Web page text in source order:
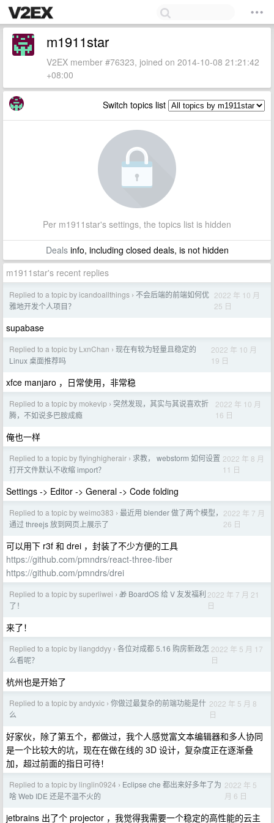
m1911star
V2EX member #76323, joined on 2014-10-08 21:21:42
+08:00
Switch topics list
Per m1911star's settings, the topics list is hidden
Dealsinfo, including closed deals, is not hidden
m1911star's recent replies
Replied to a topic by icandoallthings › 不会后端的前端如何优
雅地开发个人项目？
2022 年 10 月
25 日
supabase
Replied to a topic by LxnChan › 现在有较为轻量且稳定的
Linux 桌面推荐吗
2022 年 10 月
19 日
xfce manjaro ，日常使用，非常稳
Replied to a topic by mokevip › 突然发现，其实与其说喜欢折
腾，不如说多巴胺成瘾
2022 年 10 月
16 日
俺也一样
Replied to a topic by flyinghigherair › 求教， webstorm 如何设置
打开文件默认不收缩 import？
2022 年 8 月
11 日
Settings -> Editor -> General -> Code folding
Replied to a topic by weimo383 › 最近用 blender 做了两个模型，
通过 threejs 放到网页上展示了
2022 年 7 月
26 日
可以用下 r3f 和 drei ，封装了不少方便的工具
https://github.com/pmndrs/react-three-fiber
https://github.com/pmndrs/drei
Replied to a topic by superliwei › 🎁 BoardOS 给 V 友发福利
了！
2022 年 7 月 21
日
来了！
Replied to a topic by liangddyy › 各位对成都 5.16 购房新政怎
么看呢？
2022 年 5 月 17
日
杭州也是开始了
Replied to a topic by andyxic › 你做过最复杂的前端功能是什
么
2022 年 5 月 8
日
好家伙，除了第五个，都做过，我个人感觉富文本编辑器和多人协同
是一个比较大的坑，现在在做在线的 3D 设计，复杂度正在逐渐叠
加，超过前面的指日可待！
Replied to a topic by linglin0924 › Eclipse che 都出来好多年了为
啥 Web IDE 还是不温不火的
2022 年 5
月 6 日
jetbrains 出了个 projector ，我觉得我需要一个稳定的高性能的云主